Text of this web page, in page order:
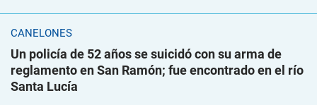
CANELONES
Un policía de 52 años se suicidó con su arma de
reglamento en San Ramón; fue encontrado en el río
Santa Lucía